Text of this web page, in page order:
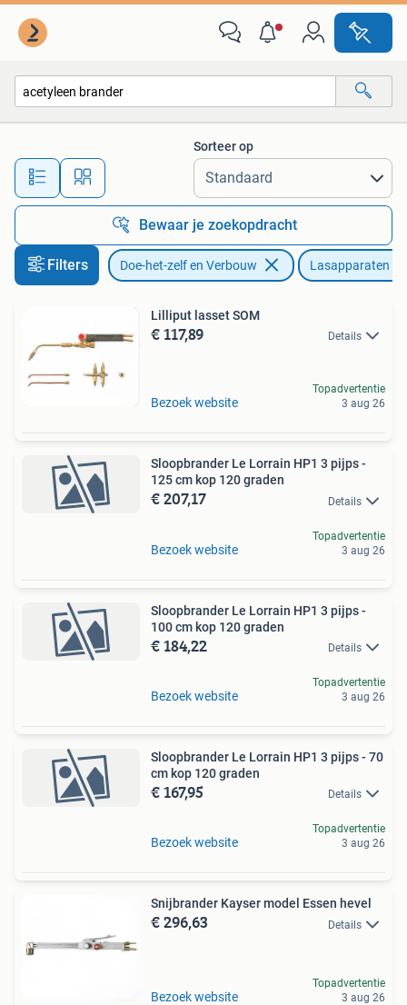
Alle afstanden…
Sorteer op
Bewaar je zoekopdracht
Filters Doe-het-zelf en Verbouw Lasapparaten
Lilliput lasset SOM
€ 117,89 Details
Bezoek website
Topadvertentie
3 aug 26
Sloopbrander Le Lorrain HP1 3 pijps -
125 cm kop 120 graden
€ 207,17 Details
Bezoek website
Topadvertentie
3 aug 26
Sloopbrander Le Lorrain HP1 3 pijps -
100 cm kop 120 graden
€ 184,22 Details
Bezoek website
Topadvertentie
3 aug 26
Sloopbrander Le Lorrain HP1 3 pijps - 70
cm kop 120 graden
€ 167,95 Details
Bezoek website
Topadvertentie
3 aug 26
Snijbrander Kayser model Essen hevel
€ 296,63 Details
Bezoek website
Topadvertentie
3 aug 26